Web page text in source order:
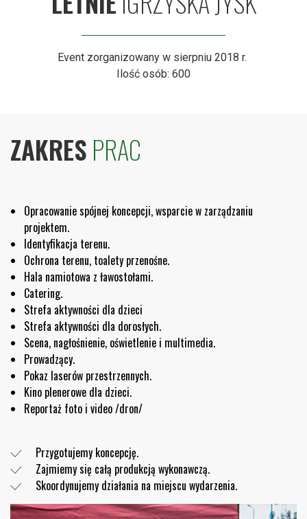
Event zorganizowany w sierpniu 2018 r.
Ilość osób: 600
ZAKRES PRAC
Opracowanie spójnej koncepcji, wsparcie w zarządzaniu
projektem.
Identyfikacja terenu.
Ochrona terenu, toalety przenośne.
Hala namiotowa z ławostołami.
Catering.
Strefa aktywności dla dzieci
Strefa aktywności dla dorosłych.
Scena, nagłośnienie, oświetlenie i multimedia.
Prowadzący.
Pokaz laserów przestrzennych.
Kino plenerowe dla dzieci.
Reportaż foto i video /dron/
Przygotujemy koncepcję.
Zajmiemy się całą produkcją wykonawczą.
Skoordynujemy działania na miejscu wydarzenia.